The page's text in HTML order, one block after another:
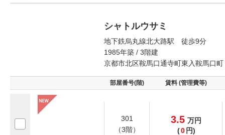
シャトルウサミ
地下鉄烏丸線北大路駅 徒歩9分
1985年築 / 3階建
京都市北区鞍馬口通寺町東入鞍馬口町
部屋番号(階) 賃料 (管理費等)
301
（3階）
3.5 万円
(0 円)